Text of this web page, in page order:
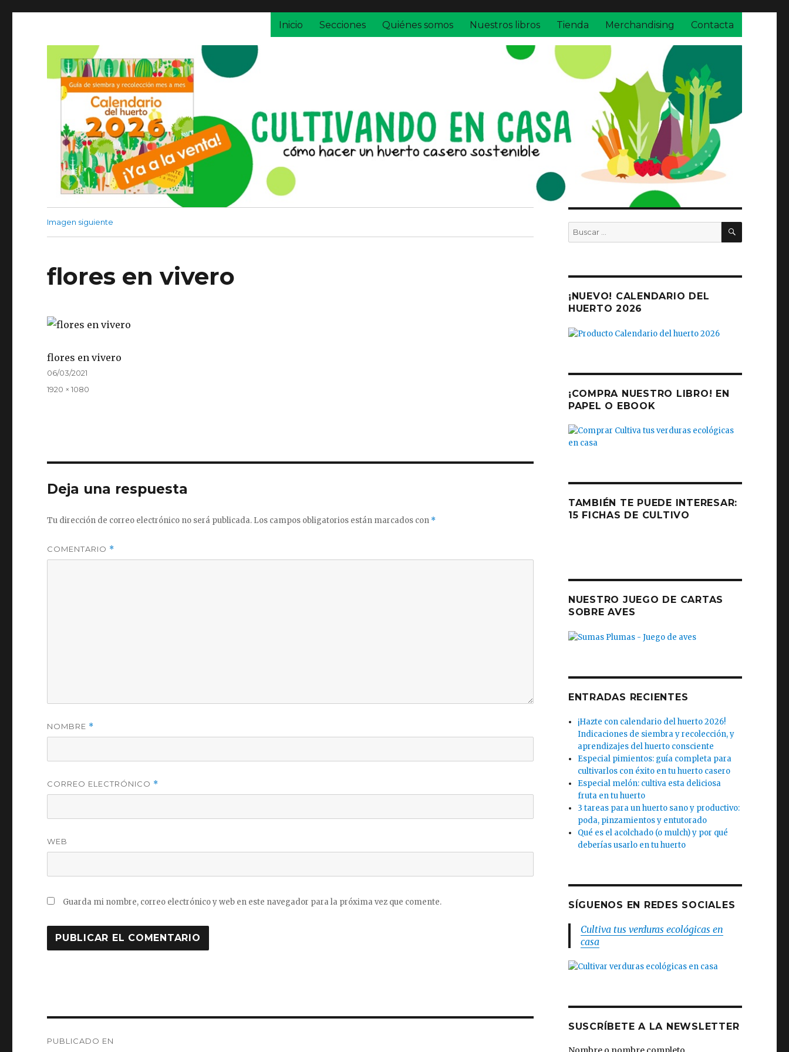
Inicio Secciones Quiénes somos Nuestros libros Tienda Merchandising Contacta
Imagen siguiente
flores en vivero
flores en vivero
Publicado
06/03/2021
Tamaño
1920 × 1080
Deja una respuesta
Tu dirección de correo electrónico no será publicada. Los campos obligatorios están marcados con *
COMENTARIO *
NOMBRE *
CORREO ELECTRÓNICO *
WEB
Guarda mi nombre, correo electrónico y web en este navegador para la próxima vez que comente.
PUBLICADO EN
Buscar
por:
BUSCAR
¡NUEVO! CALENDARIO DEL
HUERTO 2026
¡COMPRA NUESTRO LIBRO! EN
PAPEL O EBOOK
TAMBIÉN TE PUEDE INTERESAR:
15 FICHAS DE CULTIVO
NUESTRO JUEGO DE CARTAS
SOBRE AVES
ENTRADAS RECIENTES
¡Hazte con calendario del huerto 2026!
Indicaciones de siembra y recolección, y
aprendizajes del huerto consciente
Especial pimientos: guía completa para
cultivarlos con éxito en tu huerto casero
Especial melón: cultiva esta deliciosa
fruta en tu huerto
3 tareas para un huerto sano y productivo:
poda, pinzamientos y entutorado
Qué es el acolchado (o mulch) y por qué
deberías usarlo en tu huerto
SÍGUENOS EN REDES SOCIALES
Cultiva tus verduras ecológicas en
casa
SUSCRÍBETE A LA NEWSLETTER